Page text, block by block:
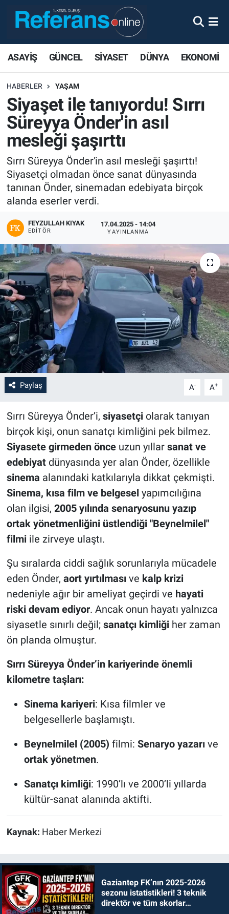
ASAYİŞ GÜNCEL SİYASET DÜNYA EKONOMİ
HABERLER YAŞAM
Siyaşet ile tanıyordu! Sırrı
Süreyya Önder'in asıl
mesleği şaşırttı
Sırrı Süreyya Önder'in asıl mesleği şaşırttı!
Siyasetçi olmadan önce sanat dünyasında
tanınan Önder, sinemadan edebiyata birçok
alanda eserler verdi.
FEYZULLAH KIYAK
EDITÖR
17.04.2025 - 14:04
YAYINLANMA
Paylaş A- A+
Sırrı Süreyya Önder’i, siyasetçiolarak tanıyan
birçok kişi, onun sanatçı kimliğini pek bilmez.
Siyasete girmeden önceuzun yıllar sanat ve
edebiyatdünyasında yer alan Önder, özellikle
sinema alanındaki katkılarıyla dikkat çekmişti.
Sinema, kısa film ve belgesel yapımcılığına
olan ilgisi, 2005 yılında senaryosunu yazıp
ortak yönetmenliğini üstlendiği "Beynelmilel"
filmiile zirveye ulaştı.
Şu sıralarda ciddi sağlık sorunlarıyla mücadele
eden Önder, aort yırtılmasıve kalp krizi
nedeniyle ağır bir ameliyat geçirdi ve hayati
riski devam ediyor. Ancak onun hayatı yalnızca
siyasetle sınırlı değil; sanatçı kimliğiher zaman
ön planda olmuştur.
Sırrı Süreyya Önder’in kariyerinde önemli
kilometre taşları:
Sinema kariyeri: Kısa filmler ve
belgesellerle başlamıştı.
Beynelmilel (2005) filmi: Senaryo yazarıve
ortak yönetmen.
Sanatçı kimliği: 1990’lı ve 2000’li yıllarda
kültür-sanat alanında aktifti.
Kaynak: Haber Merkezi
Gaziantep FK’nın 2025-2026
sezonu istatistikleri! 3 teknik
direktör ve tüm skorlar…